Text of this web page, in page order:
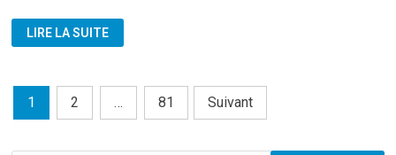
STRATPOL:
BULLETIN
LIRE LA SUITE
Pagination
des
publications
1 2 … 81 Suivant